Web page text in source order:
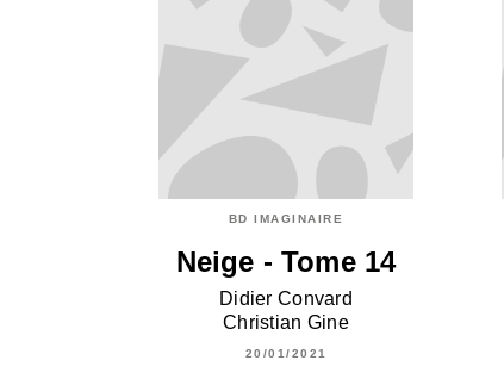
BD IMAGINAIRE
Neige - Tome 14
Didier Convard
Christian Gine
20/01/2021